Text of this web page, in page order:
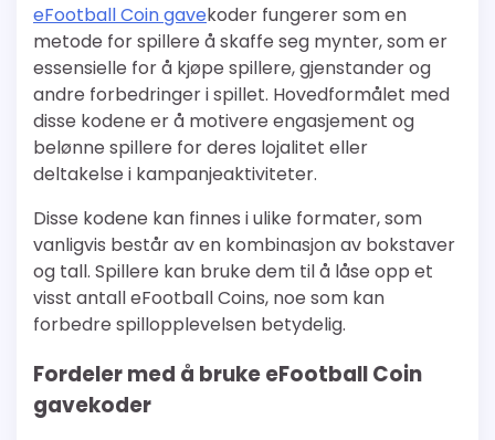
eFootball Coin gavekoder fungerer som en
metode for spillere å skaffe seg mynter, som er
essensielle for å kjøpe spillere, gjenstander og
andre forbedringer i spillet. Hovedformålet med
disse kodene er å motivere engasjement og
belønne spillere for deres lojalitet eller
deltakelse i kampanjeaktiviteter.
Disse kodene kan finnes i ulike formater, som
vanligvis består av en kombinasjon av bokstaver
og tall. Spillere kan bruke dem til å låse opp et
visst antall eFootball Coins, noe som kan
forbedre spillopplevelsen betydelig.
Fordeler med å bruke eFootball Coin
gavekoder